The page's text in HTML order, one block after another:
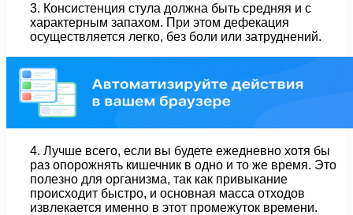
3. Консистенция стула должна быть средняя и с
характерным запахом. При этом дефекация
осуществляется легко, без боли или затруднений.
4. Лучше всего, если вы будете ежедневно хотя бы
раз опорожнять кишечник в одно и то же время. Это
полезно для организма, так как привыкание
происходит быстро, и основная масса отходов
извлекается именно в этот промежуток времени.